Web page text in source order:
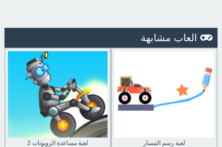
العاب مشابهة
لعبة مساعدة الروبوتات 2 لعبة رسم المسار